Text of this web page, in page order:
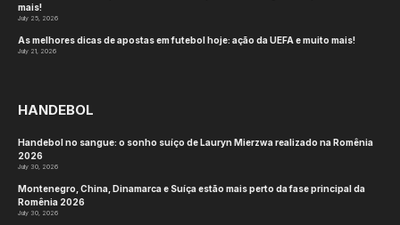
mais!
July 25, 2026
As melhores dicas de apostas em futebol hoje: ação da UEFA e muito mais!
July 21, 2026
HANDEBOL
Handebol no sangue: o sonho suíço de Lauryn Mierzwa realizado na Romênia
2026
July 30, 2026
Montenegro, China, Dinamarca e Suíça estão mais perto da fase principal da
Romênia 2026
July 30, 2026